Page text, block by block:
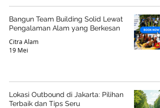
Bangun Team Building Solid Lewat
Pengalaman Alam yang Berkesan
Citra Alam
19 Mei
Lokasi Outbound di Jakarta: Pilihan
Terbaik dan Tips Seru